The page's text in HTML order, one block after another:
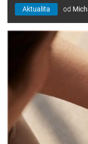
Aktualita od